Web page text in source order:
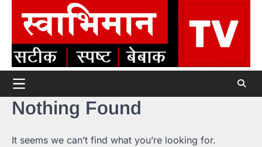
content
Nothing Found
It seems we can’t find what you’re looking for.